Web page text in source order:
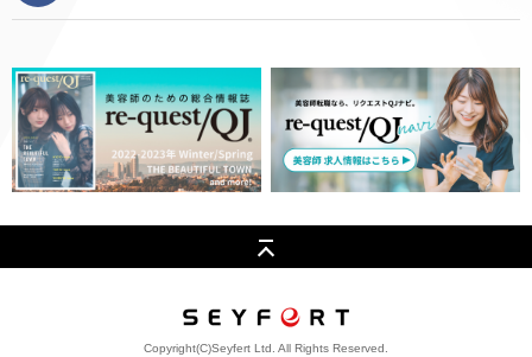
Copyright(C)Seyfert Ltd. All Rights Reserved.